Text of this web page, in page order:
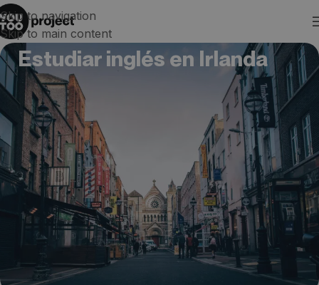
Skip to navigation
Skip to main content
Estudiar inglés en Irlanda